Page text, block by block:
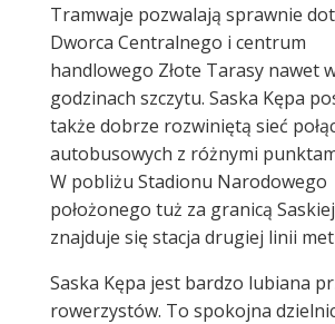
Tramwaje pozwalają sprawnie
Dworca Centralnego i centrum
handlowego Złote Tarasy nawet
godzinach szczytu. Saska Kępa
także dobrze rozwiniętą sieć
autobusowych z różnymi
W pobliżu Stadionu Narodowego
położonego tuż za granicą
znajduje się stacja drugiej linii
Saska Kępa jest bardzo lubiana
rowerzystów. To spokojna